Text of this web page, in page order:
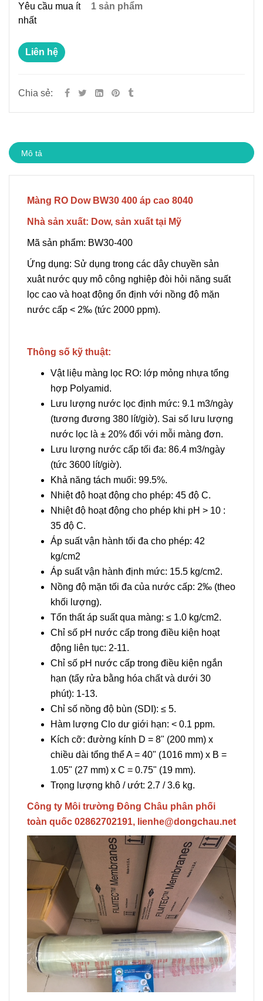
Yêu cầu mua ít
nhất
1 sản phẩm
Liên hệ
Chia sẻ:
Mô tả
Màng RO Dow BW30 400 áp cao 8040
Nhà sản xuất: Dow, sản xuất tại Mỹ
Mã sản phẩm: BW30-400
Ứng dụng: Sử dụng trong các dây chuyền sản
xuât nước quy mô công nghiệp đòi hỏi năng suất
lọc cao và hoạt động ổn định với nồng độ mặn
nước cấp < 2‰ (tức 2000 ppm).
Thông số kỹ thuật:
Vật liệu màng lọc RO: lớp mỏng nhựa tổng
hợp Polyamid.
Lưu lượng nước lọc định mức: 9.1 m3/ngày
(tương đương 380 lít/giờ). Sai số lưu lượng
nước lọc là ± 20% đối với mỗi màng đơn.
Lưu lượng nước cấp tối đa: 86.4 m3/ngày
(tức 3600 lít/giờ).
Khả năng tách muối: 99.5%.
Nhiệt độ hoạt động cho phép: 45 độ C.
Nhiệt độ hoạt động cho phép khi pH > 10 :
35 độ C.
Áp suất vận hành tối đa cho phép: 42
kg/cm2
Áp suất vận hành định mức: 15.5 kg/cm2.
Nồng độ mặn tối đa của nước cấp: 2‰ (theo
khối lượng).
Tổn thất áp suất qua màng: ≤ 1.0 kg/cm2.
Chỉ số pH nước cấp trong điều kiện hoạt
động liên tục: 2-11.
Chỉ số pH nước cấp trong điều kiện ngắn
hạn (tẩy rửa bằng hóa chất và dưới 30
phút): 1-13.
Chỉ số nồng độ bùn (SDI): ≤ 5.
Hàm lượng Clo dư giới hạn: < 0.1 ppm.
Kích cỡ: đường kính D = 8" (200 mm) x
chiều dài tổng thể A = 40" (1016 mm) x B =
1.05" (27 mm) x C = 0.75" (19 mm).
Trọng lượng khô / ướt: 2.7 / 3.6 kg.
Công ty Môi trường Đông Châu phân phối
toàn quốc 02862702191, lienhe@dongchau.net